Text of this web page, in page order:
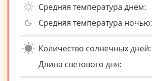
Средняя температура днем:
Средняя температура ночью:
Количество солнечных дней:
Длина светового дня: